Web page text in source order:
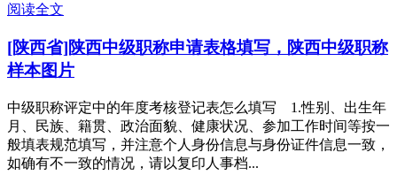
阅读全文
[陕西省]陕西中级职称申请表格填写，陕西中级职称
样本图片
中级职称评定中的年度考核登记表怎么填写 1.性别、出生年
月、民族、籍贯、政治面貌、健康状况、参加工作时间等按一
般填表规范填写，并注意个人身份信息与身份证件信息一致，
如确有不一致的情况，请以复印人事档...